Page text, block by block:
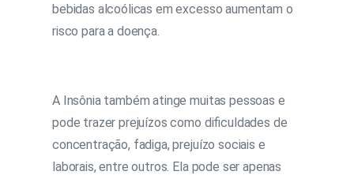
bebidas alcoólicas em excesso aumentam o
risco para a doença.
A Insônia também atinge muitas pessoas e
pode trazer prejuízos como dificuldades de
concentração, fadiga, prejuízo sociais e
laborais, entre outros. Ela pode ser apenas